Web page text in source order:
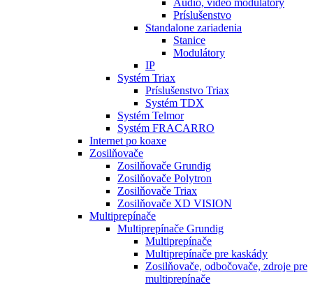
Audio, video modulátory
Príslušenstvo
Standalone zariadenia
Stanice
Modulátory
IP
Systém Triax
Príslušenstvo Triax
Systém TDX
Systém Telmor
Systém FRACARRO
Internet po koaxe
Zosilňovače
Zosilňovače Grundig
Zosilňovače Polytron
Zosilňovače Triax
Zosilňovače XD VISION
Multiprepínače
Multiprepínače Grundig
Multiprepínače
Multiprepínače pre kaskády
Zosilňovače, odbočovače, zdroje pre
multiprepínače